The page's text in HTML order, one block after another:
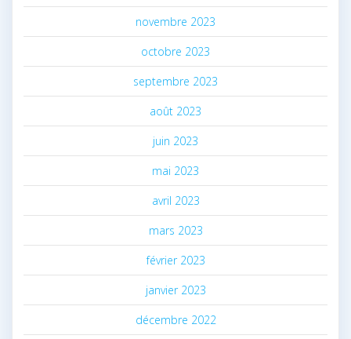
novembre 2023
octobre 2023
septembre 2023
août 2023
juin 2023
mai 2023
avril 2023
mars 2023
février 2023
janvier 2023
décembre 2022